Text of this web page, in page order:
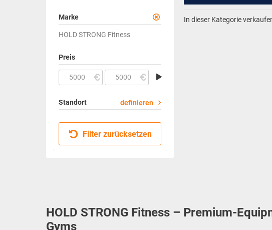
Marke
HOLD STRONG Fitness
Preis
Standort definieren
Filter zurücksetzen
In dieser Kategorie
HOLD STRONG Fitness – Premium-
Gyms